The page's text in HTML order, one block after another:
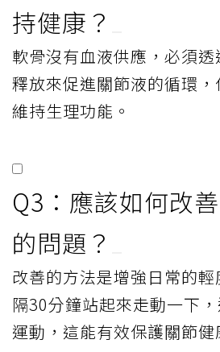
持健康？
軟骨沒有血液供應，必須
釋放來促進關節液的循環，
維持生理功能。
Q3：應該如何改
的問題？
改善的方法是增強日常的
隔30分鐘站起來走動一下
運動，這能有效保護關節健